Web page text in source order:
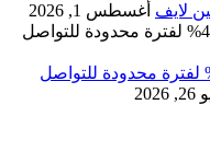
لايف أغسطس 1, 2026
كلين لايف بمكة خصم 40% لفترة محدودة للتواصل